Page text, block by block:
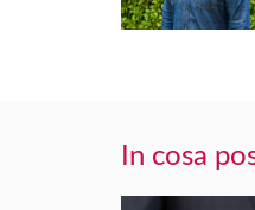
In cosa